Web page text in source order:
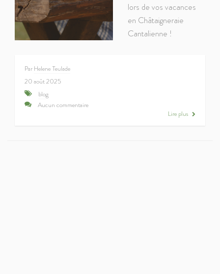
lors de vos vacances
en Châtaigneraie
Cantalienne !
Par Helene Teulade
20 août 2025
blog
Aucun commentaire
Lire plus